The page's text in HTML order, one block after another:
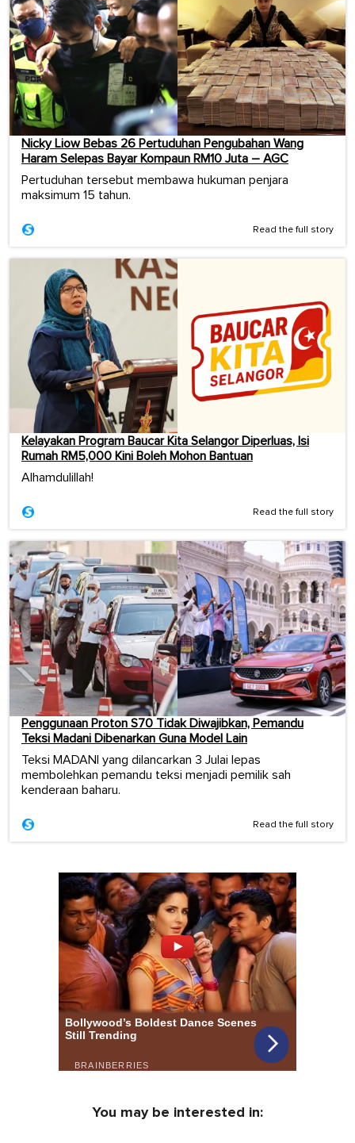
Nicky Liow Bebas 26 Pertuduhan Pengubahan Wang
Haram Selepas Bayar Kompaun RM10 Juta – AGC
Pertuduhan tersebut membawa hukuman penjara
maksimum 15 tahun.
Read the full story
Kelayakan Program Baucar Kita Selangor Diperluas, Isi
Rumah RM5,000 Kini Boleh Mohon Bantuan
Alhamdulillah!
Read the full story
Penggunaan Proton S70 Tidak Diwajibkan, Pemandu
Teksi Madani Dibenarkan Guna Model Lain
Teksi MADANI yang dilancarkan 3 Julai lepas
membolehkan pemandu teksi menjadi pemilik sah
kenderaan baharu.
Read the full story
You may be interested in: